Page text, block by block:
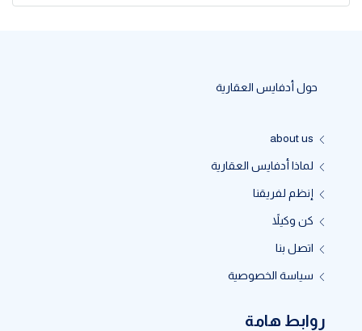
حول أدفايس العقارية
about us
لماذا أدفايس العقارية
إنظم لفريقنا
كن وكيلاً
اتصل بنا
سياسة الخصوصية
روابط هامة